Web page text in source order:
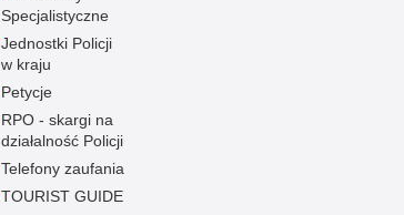
Specjalistyczne
Jednostki Policji
w kraju
Petycje
RPO - skargi na
działalność Policji
Telefony zaufania
TOURIST GUIDE